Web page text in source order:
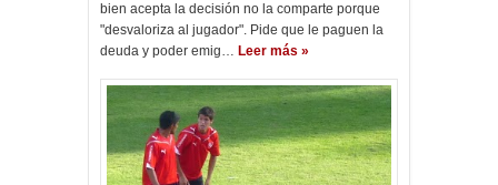
bien acepta la decisión no la comparte porque
"desvaloriza al jugador". Pide que le paguen la
deuda y poder emig… Leer más »